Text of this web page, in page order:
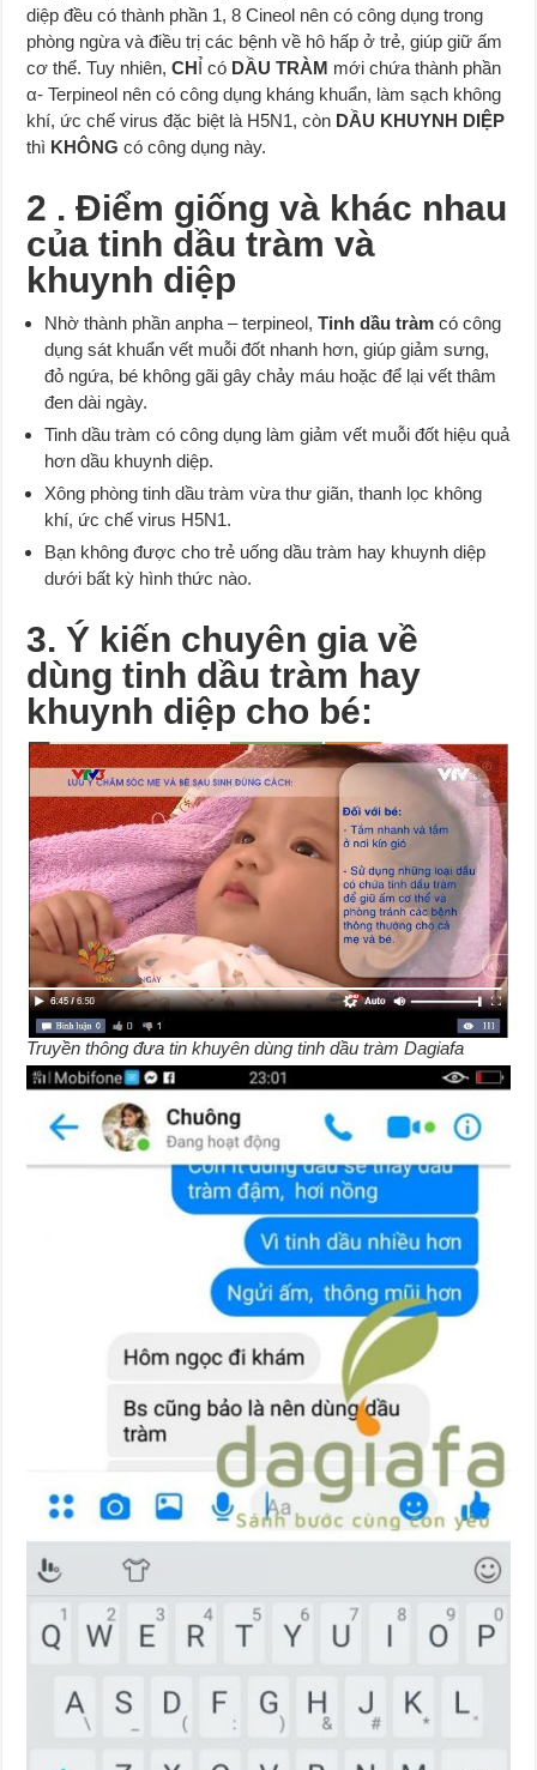
diệp đều có thành phần 1, 8 Cineol nên có công dụng trong
phòng ngừa và điều trị các bệnh về hô hấp ở trẻ, giúp giữ ấm
cơ thể. Tuy nhiên,CHỈ có DẦU TRÀM mới chứa thành phần
α- Terpineol nên có công dụng kháng khuẩn, làm sạch không
khí, ức chế virus đặc biệt là H5N1, còn DẦU KHUYNH DIỆP
thì KHÔNG có công dụng này.
2 . Điểm giống và khác nhau
của tinh dầu tràm và
khuynh diệp
Nhờ thành phần anpha – terpineol,Tinh dầu tràm có công
dụng sát khuẩn vết muỗi đốt nhanh hơn, giúp giảm sưng,
đỏ ngứa, bé không gãi gây chảy máu hoặc để lại vết thâm
đen dài ngày.
Tinh dầu tràm có công dụng làm giảm vết muỗi đốt hiệu quả
hơn dầu khuynh diệp.
Xông phòng tinh dầu tràm vừa thư giãn, thanh lọc không
khí, ức chế virus H5N1.
Bạn không được cho trẻ uống dầu tràm hay khuynh diệp
dưới bất kỳ hình thức nào.
3. Ý kiến chuyên gia về
dùng tinh dầu tràm hay
khuynh diệp cho bé:
Truyền thông đưa tin khuyên dùng tinh dầu tràm Dagiafa